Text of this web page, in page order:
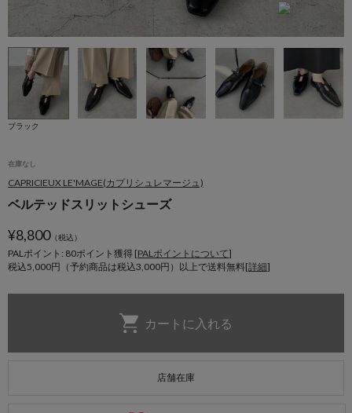
ブラック
在庫なし
CAPRICIEUX LE'MAGE(カプリシュレマージュ)
ベルテッドスリットシューズ
¥8,800（税込）
PALポイント: 80ポイント獲得 [PALポイントについて]
税込5,000円（予約商品は税込3,000円）以上で送料無料[詳細]
店舗在庫